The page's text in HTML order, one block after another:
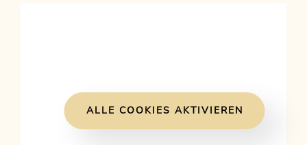
ALLE COOKIES AKTIVIEREN